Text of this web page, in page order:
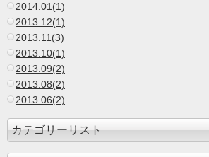
2014.01(1)
2013.12(1)
2013.11(3)
2013.10(1)
2013.09(2)
2013.08(2)
2013.06(2)
カテゴリーリスト